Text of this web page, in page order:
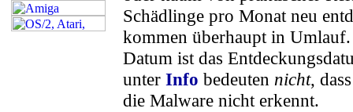
Schädlinge pro Monat neu
kommen überhaupt in
Datum ist das
unter Info bedeuten nicht,
die Malware nicht erkennt.